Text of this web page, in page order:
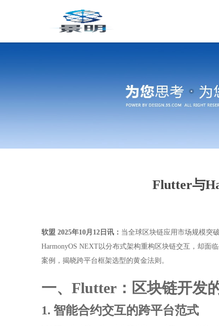
Flutter与
软盟 2025年10月12日讯： 当全球区块链应用市场规模突
HarmonyOS NEXT以分布式架构重构区块链交互，却面
案例，揭晓跨平台框架选型的黄金法则。
一、Flutter：区块链开发
1. 智能合约交互的跨平台范式